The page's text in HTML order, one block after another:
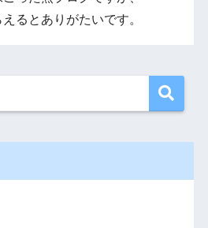
るとありがたいです。